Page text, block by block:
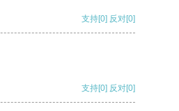
支持[0] 反对[0]
支持[0] 反对[0]